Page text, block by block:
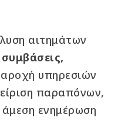
αιτημάτων
συμβάσεις,
υπηρεσιών
παραπόνων,
ενημέρωση